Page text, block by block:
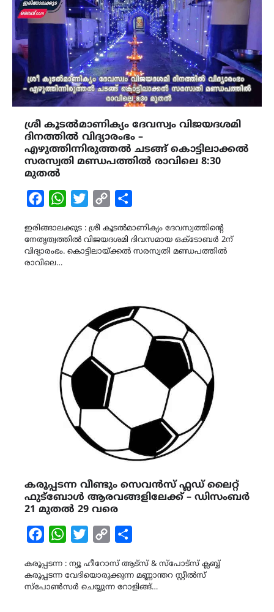
ശ്രീ കൂടൽമാണിക്യം ദേവസ്വം വിജയദശമി
ദിനത്തിൽ വിദ്യാരംഭം –
എഴുത്തിന്നിരുത്തൽ ചടങ്ങ് കൊട്ടിലാക്കൽ
സരസ്വതി മണ്ഡപത്തിൽ രാവിലെ 8:30
മുതൽ
FacebookWhatsAppTwitterCopy
ഇരിങ്ങാലക്കുട : ശ്രീ കൂടൽമാണിക്യം ദേവസ്വത്തിന്റെ
നേതൃത്വത്തിൽ വിജയദശമി ദിവസമായ ഒക്ടോബർ 2ന്
വിദ്യാരംഭം. കൊട്ടിലായ്ക്കൽ സരസ്വതി മണ്ഡപത്തിൽ
രാവിലെ…
കരൂപ്പടന്ന വീണ്ടും സെവൻസ് ഫ്ലഡ് ലൈറ്റ്
ഫുട്ബോൾ ആരവങ്ങളിലേക്ക് – ഡിസംബർ
21 മുതൽ 29 വരെ
FacebookWhatsAppTwitterCopy
കരൂപ്പടന്ന : ന്യൂ ഹീറോസ് ആട്സ് & സ്പോട്സ് ക്ലബ്ബ്
കരൂപ്പടന്ന വേദിയൊരുക്കുന്ന മണ്ണാന്തറ സ്റ്റീൽസ്
സ്പോൺസർ ചെയ്യുന്ന റോളിങ്ങ്…